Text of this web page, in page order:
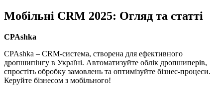
Мобільні CRM 2025: Огляд та статті
CPAshka
CPAshka – CRM-система, створена для ефективного
дропшипінгу в Україні. Автоматизуйте облік дропшиперів,
спростіть обробку замовлень та оптимізуйте бізнес-процеси.
Керуйте бізнесом з мобільного!